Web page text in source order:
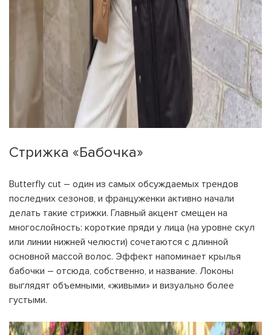
Стрижка «Бабочка»
Butterfly cut – один из самых обсуждаемых трендов
последних сезонов, и француженки активно начали
делать такие стрижки. Главный акцент смещен на
многослойность: короткие пряди у лица (на уровне скул
или линии нижней челюсти) сочетаются с длинной
основной массой волос. Эффект напоминает крылья
бабочки – отсюда, собственно, и название. Локоны
выглядят объемными, «живыми» и визуально более
густыми.